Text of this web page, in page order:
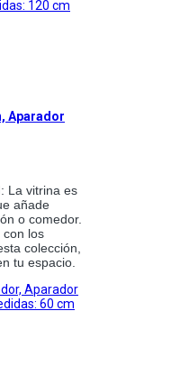
Aparador
La vitrina es
añade
o comedor.
con los
colección,
tu espacio.